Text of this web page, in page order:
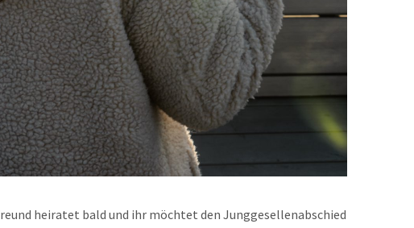
heiratet bald und ihr möchtet den Junggesellenabschied